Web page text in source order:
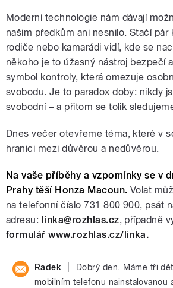
Moderní technologie nám dávají
našim předkům ani nesnilo. Stačí pár
rodiče nebo kamarádi vidí, kde se
někoho je to úžasný nástroj bezpečí
symbol kontroly, která omezuje
svobodu. Je to paradox doby: nikdy
svobodní – a přitom se tolik
Dnes večer otevřeme téma, které v
hranici mezi důvěrou a nedůvěrou.
Na vaše příběhy a vzpomínky se v
Prahy těší Honza Macoun. Volat
na telefonní číslo 731 800 900, psát
adresu: linka@rozhlas.cz, případně
formulář www.rozhlas.cz/linka.
Radek
Dobrý den. Máme tři
mobilním telefonu nainstalovanou